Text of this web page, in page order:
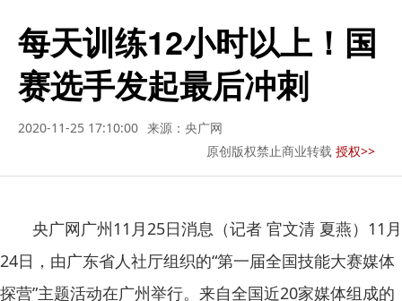
每天训练12小时以上！国
赛选手发起最后冲刺
2020-11-25 17:10:00 来源：央广网
原创版权禁止商业转载 授权>>
央广网广州11月25日消息（记者 官文清 夏燕）11月
24日，由广东省人社厅组织的“第一届全国技能大赛媒体
探营”主题活动在广州举行。来自全国近20家媒体组成的